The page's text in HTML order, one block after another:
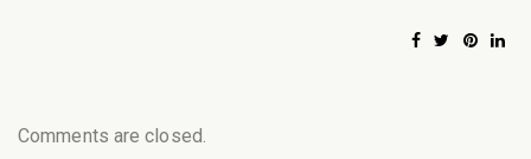
Comments are closed.